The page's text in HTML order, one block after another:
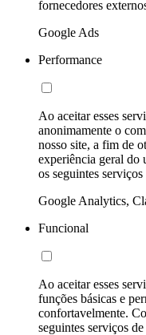
fornecedores
Google Ads
Performance
Ao aceitar esses
anonimamente o
nosso site, a fim de
experiência geral do
os seguintes
Google Analytics,
Funcional
Ao aceitar esses
funções básicas e
confortavelmente.
seguintes serviços